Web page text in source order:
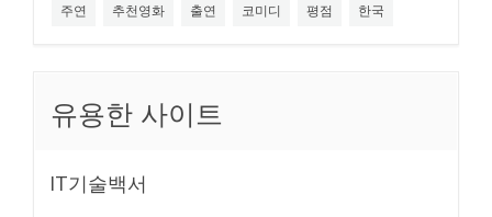
주연
추천영화 출연 코미디 평점 한국
유용한 사이트
IT기술백서